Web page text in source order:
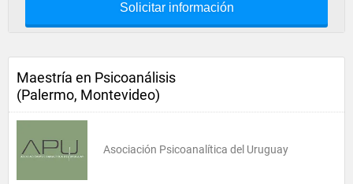
Solicitar información
Maestría en Psicoanálisis
(Palermo, Montevideo)
Asociación Psicoanalítica del Uruguay